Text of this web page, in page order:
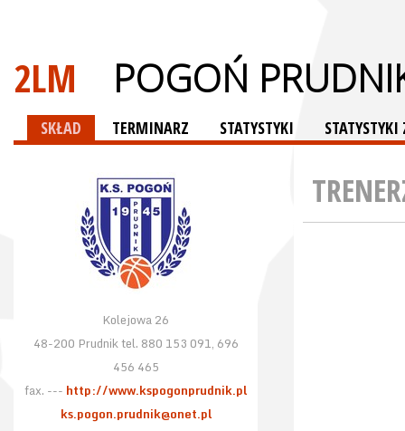
2LM POGOŃ
SKŁAD TERMINARZ STATYSTYKI
Kolejowa 26
48-200 Prudnik tel. 880 153 091, 696
456 465
fax. --- http://www.kspogonprudnik.pl
ks.pogon.prudnik@onet.pl